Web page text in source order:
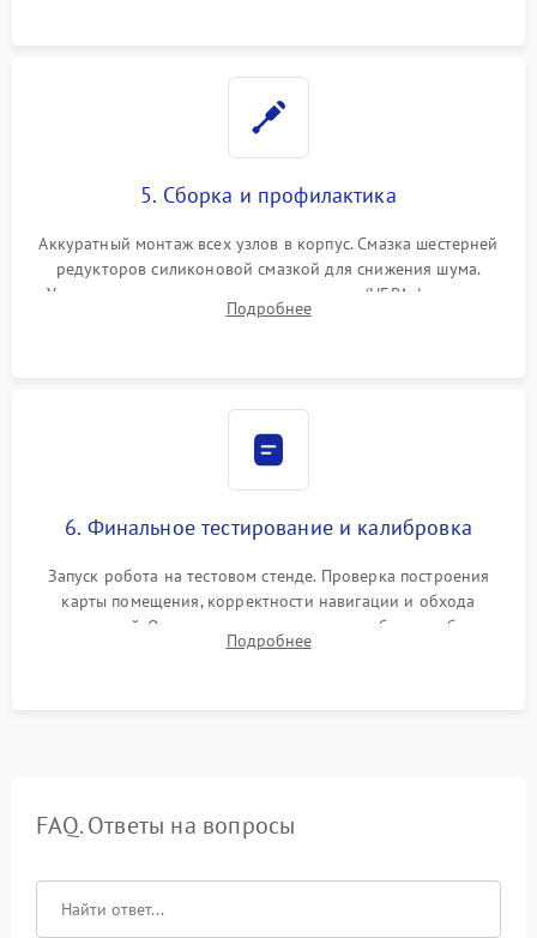
5. Сборка и профилактика
Аккуратный монтаж всех узлов в корпус. Смазка шестерней
редукторов силиконовой смазкой для снижения шума.
Установка новых расходных материалов (HEPA-фильтров,
микрофибры, щеток). Надежная фиксация разъемов и
Подробнее
6. Финальное тестирование и калибровка
Запуск робота на тестовом стенде. Проверка построения
карты помещения, корректности навигации и обхода
препятствий. Оценка силы всасывания и работы турбины.
Тестирование автоматического возврата на док-станцию и
Подробнее
FAQ. Ответы на вопросы